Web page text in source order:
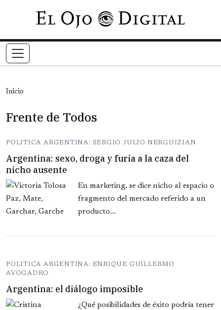
Pasar al contenido principal
Inicio
Frente de Todos
POLITICA ARGENTINA: SERGIO JULIO NERGUIZIAN
Argentina: sexo, droga y furia a la caza del
nicho ausente
En marketing, se dice nicho al espacio o
fragmento del mercado referido a un
producto...
POLITICA ARGENTINA: ENRIQUE GUILLERMO
AVOGADRO
Argentina: el diálogo imposible
¿Qué posibilidades de éxito podría tener